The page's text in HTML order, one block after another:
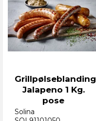
Grillpølseblanding
Jalapeno 1 Kg.
pose
Solina